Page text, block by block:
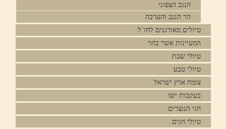
הנגב הצפוני
הר הנגב והערבה
טיולים מאורגנים לחו"ל
המעיינות אשר בהר
טיולי שבת
טיולי טבע
צומח ארץ ישראל
בעקבות ישו
חגי הנוצרים
טיולי חגים